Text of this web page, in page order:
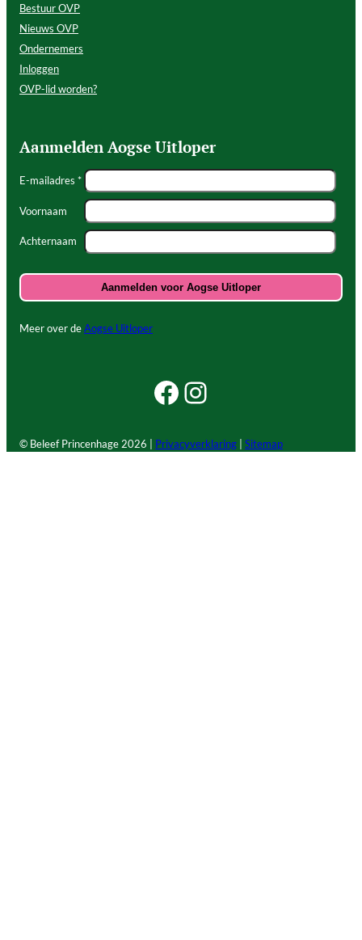
Bestuur OVP
Nieuws OVP
Ondernemers
Inloggen
OVP-lid worden?
Aanmelden Aogse Uitloper
E-mailadres *
Voornaam
Achternaam
Meer over deAogse Uitloper
Facebook Beleef Princenhage
Instagram Beleef Princenhage
© Beleef Princenhage2026 | Privacyverklaring Sitemap